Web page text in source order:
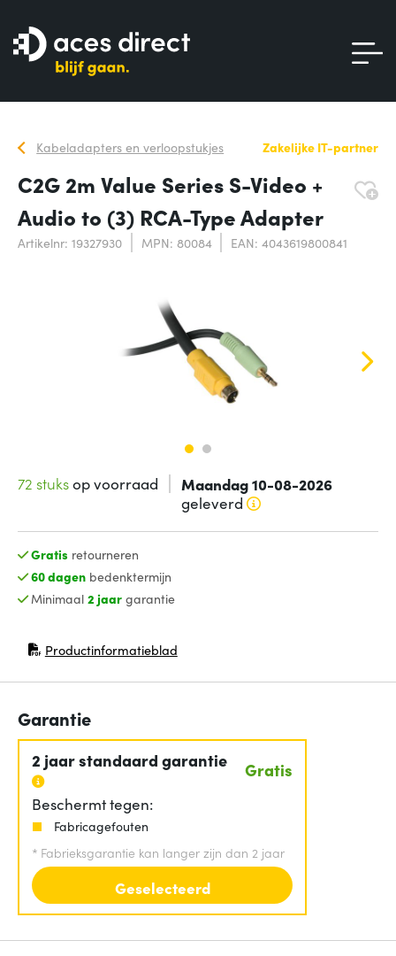
Kabeladapters en verloopstukjes Zakelijke IT-partner
C2G 2m Value Series S-Video +
Audio to (3) RCA-Type Adapter
Artikelnr: 19327930 MPN: 80084 EAN: 4043619800841
72 stuksop voorraad Maandag 10-08-2026
geleverd
Gratis retourneren
60 dagenbedenktermijn
Minimaal 2 jaargarantie
Productinformatieblad
(opent in nieuw venster)
Garantie
2 jaar standaard garantie Gratis
Beschermt tegen:
Fabricagefouten
* Fabrieksgarantie kan langer zijn dan 2 jaar
Geselecteerd